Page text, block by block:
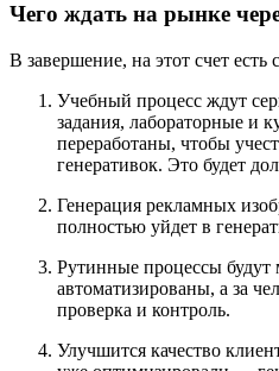
Чего ждать на рынке
В завершение, на этот счет
Учебный процесс ждут
задания, лабораторные и
переработаны, чтобы
генеративок. Это будет
Генерация рекламных
полностью уйдет в
Рутинные процессы будут
автоматизированы, а за
проверка и контроль.
Улучшится качество